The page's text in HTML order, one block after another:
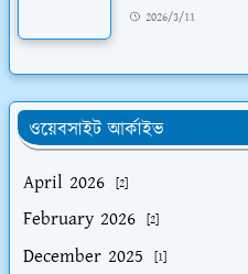
2026/3/11
ওয়েবসাইট আর্কাইভ
April 2026
[2]
February 2026 [2]
December 2025 [1]